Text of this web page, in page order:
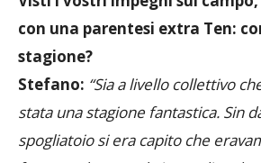
con una parentesi extra Ten:
stagione?
Stefano:“Sia a livello collettivo
stata una stagione fantastica. Sin
spogliatoio si era capito che
forte, anche se nel girone di